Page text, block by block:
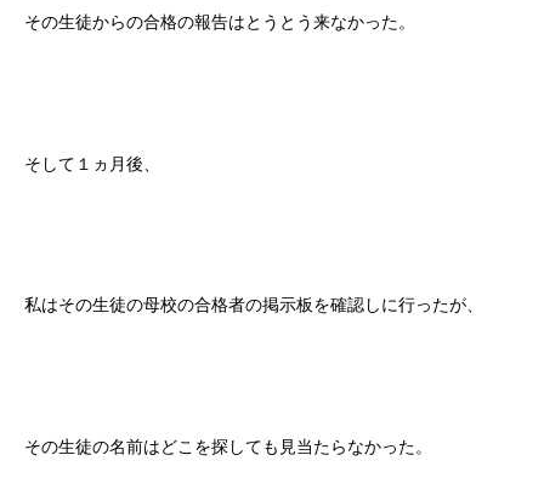
その生徒からの合格の報告はとうとう来なかった。
そして１ヵ月後、
私はその生徒の母校の合格者の掲示板を確認しに行ったが、
その生徒の名前はどこを探しても見当たらなかった。